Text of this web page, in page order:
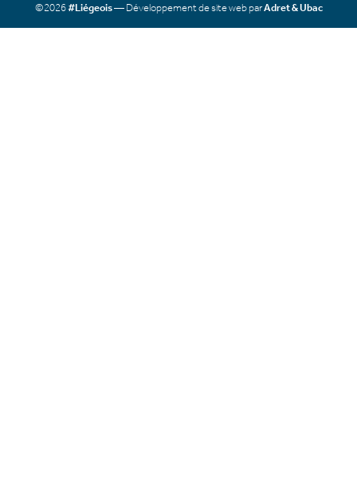
©2026#Liégeois— Développement de site web parAdret & Ubac